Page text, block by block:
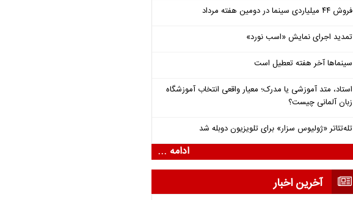
فروش ۴۴ میلیاردی سینما در دومین هفته‌ مرداد
تمدید اجرای نمایش «اسب نورد»
سینماها آخر هفته تعطیل است
استاد، متد آموزشی یا مدرک؛ معیار واقعی انتخاب آموزشگاه
زبان آلمانی چیست؟
تله‌تئاتر «ژولیوس سزار» برای تلویزیون دوبله شد
ادامه ...
آخرین اخبار